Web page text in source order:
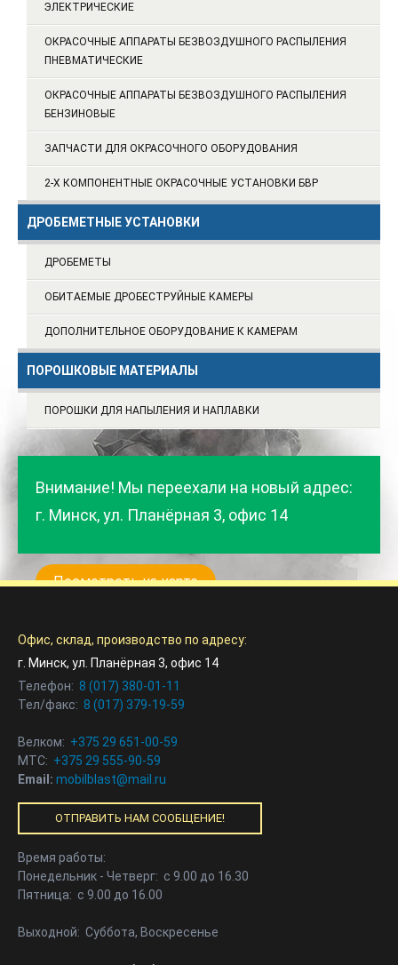
ЭЛЕКТРИЧЕСКИЕ
ОКРАСОЧНЫЕ АППАРАТЫ БЕЗВОЗДУШНОГО РАСПЫЛЕНИЯ
ПНЕВМАТИЧЕСКИЕ
ОКРАСОЧНЫЕ АППАРАТЫ БЕЗВОЗДУШНОГО РАСПЫЛЕНИЯ
БЕНЗИНОВЫЕ
ЗАПЧАСТИ ДЛЯ ОКРАСОЧНОГО ОБОРУДОВАНИЯ
2-Х КОМПОНЕНТНЫЕ ОКРАСОЧНЫЕ УСТАНОВКИ БВР
ДРОБЕМЕТНЫЕ УСТАНОВКИ
ДРОБЕМЕТЫ
ОБИТАЕМЫЕ ДРОБЕСТРУЙНЫЕ КАМЕРЫ
ДОПОЛНИТЕЛЬНОЕ ОБОРУДОВАНИЕ К КАМЕРАМ
ПОРОШКОВЫЕ МАТЕРИАЛЫ
ПОРОШКИ ДЛЯ НАПЫЛЕНИЯ И НАПЛАВКИ
Внимание! Мы переехали на новый адрес:
г. Минск, ул. Планёрная 3, офис 14
Посмотреть на карте
Офис, склад, производство по адресу:
г. Минск, ул. Планёрная 3, офис 14
Телефон: 8 (017) 380-01-11
Тел/факс: 8 (017) 379-19-59
Велком: +375 29 651-00-59
МТС: +375 29 555-90-59
Email: mobilblast@mail.ru
ОТПРАВИТЬ НАМ СООБЩЕНИЕ!
Время работы:
Понедельник - Четверг: с 9.00 до 16.30
Пятница: с 9.00 до 16.00
Выходной: Суббота, Воскресенье